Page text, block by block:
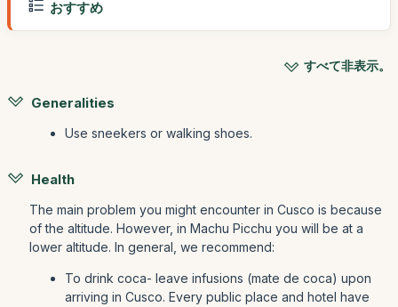
おすすめ
すべて非表示。
Generalities
Use sneekers or walking shoes.
Health
The main problem you might encounter in Cusco is because
of the altitude. However, in Machu Picchu you will be at a
lower altitude. In general, we recommend:
To drink coca- leave infusions (mate de coca) upon
arriving in Cusco. Every public place and hotel have